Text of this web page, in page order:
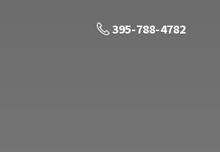
395-788-4782